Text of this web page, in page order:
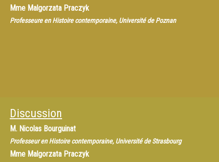
Mme Malgorzata Praczyk
Professeure en Histoire contemporaine, Université de Poznan
Discussion
M. Nicolas Bourguinat
Professeur en Histoire contemporaine, Université de Strasbourg
Mme Malgorzata Praczyk